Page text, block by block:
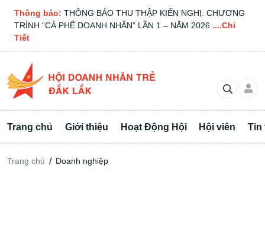
Thông báo: THÔNG BÁO THU THẬP KIẾN NGHỊ: CHƯƠNG
TRÌNH “CÀ PHÊ DOANH NHÂN” LẦN 1 – NĂM 2026 ....Chi
Tiết
Trang chủ Giới thiệu Hoạt Động Hội Hội viên Tin
Trang chủ / Doanh nghiệp